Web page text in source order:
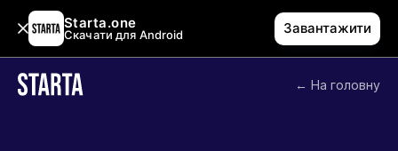
Starta.one
Скачати для Android Завантажити
← На головну